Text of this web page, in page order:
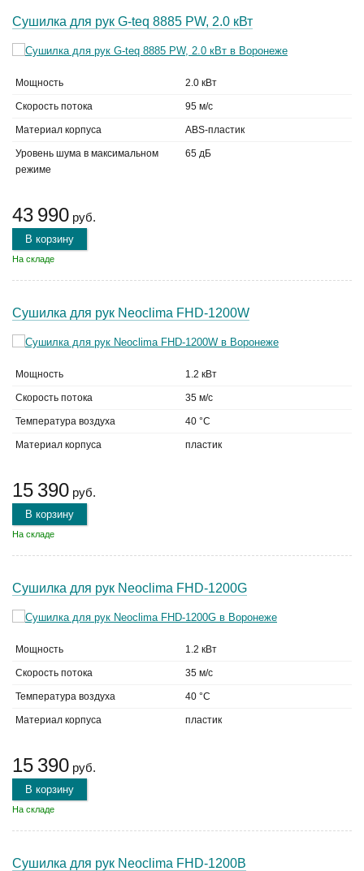
Сушилка для рук G-teq 8885 PW, 2.0 кВт
Мощность 2.0 кВт
Скорость потока 95 м/с
Материал корпуса ABS-пластик
Уровень шума в максимальном
режиме
65 дБ
43 990 руб.
В корзину
На складе
Сушилка для рук Neoclima FHD-1200W
Мощность 1.2 кВт
Скорость потока 35 м/с
Температура воздуха 40 °C
Материал корпуса пластик
15 390 руб.
В корзину
На складе
Сушилка для рук Neoclima FHD-1200G
Мощность 1.2 кВт
Скорость потока 35 м/с
Температура воздуха 40 °C
Материал корпуса пластик
15 390 руб.
В корзину
На складе
Сушилка для рук Neoclima FHD-1200B